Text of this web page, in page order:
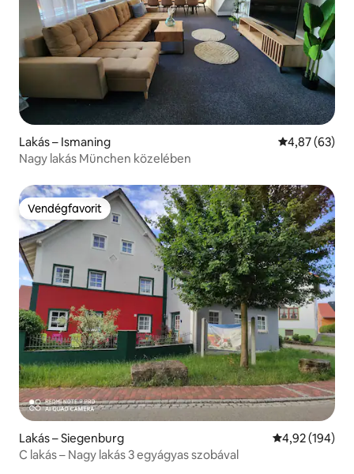
Lakás – Ismaning Átlagos
4,87 (63)
Nagy lakás München közelében
Vendégfavorit
Vendégfavorit
Lakás – Siegenburg Átlagos
4,92 (194)
C lakás – Nagy lakás 3 egyágyas szobával